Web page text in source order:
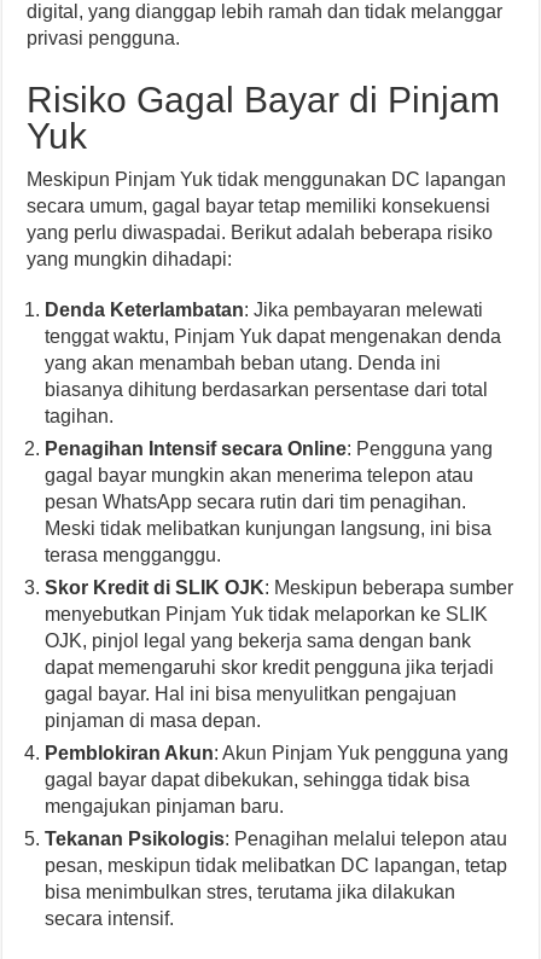
digital, yang dianggap lebih ramah dan tidak melanggar
privasi pengguna.
Risiko Gagal Bayar di Pinjam
Yuk
Meskipun Pinjam Yuk tidak menggunakan DC lapangan
secara umum, gagal bayar tetap memiliki konsekuensi
yang perlu diwaspadai. Berikut adalah beberapa risiko
yang mungkin dihadapi:
Denda Keterlambatan: Jika pembayaran melewati
tenggat waktu, Pinjam Yuk dapat mengenakan denda
yang akan menambah beban utang. Denda ini
biasanya dihitung berdasarkan persentase dari total
tagihan.
Penagihan Intensif secara Online: Pengguna yang
gagal bayar mungkin akan menerima telepon atau
pesan WhatsApp secara rutin dari tim penagihan.
Meski tidak melibatkan kunjungan langsung, ini bisa
terasa mengganggu.
Skor Kredit di SLIK OJK: Meskipun beberapa sumber
menyebutkan Pinjam Yuk tidak melaporkan ke SLIK
OJK, pinjol legal yang bekerja sama dengan bank
dapat memengaruhi skor kredit pengguna jika terjadi
gagal bayar. Hal ini bisa menyulitkan pengajuan
pinjaman di masa depan.
Pemblokiran Akun: Akun Pinjam Yuk pengguna yang
gagal bayar dapat dibekukan, sehingga tidak bisa
mengajukan pinjaman baru.
Tekanan Psikologis: Penagihan melalui telepon atau
pesan, meskipun tidak melibatkan DC lapangan, tetap
bisa menimbulkan stres, terutama jika dilakukan
secara intensif.